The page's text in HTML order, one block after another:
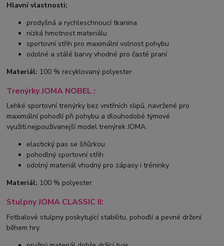
Hlavní vlastnosti:
prodyšná a rychleschnoucí tkanina
nízká hmotnost materiálu
sportovní střih pro maximální volnost pohybu
odolné a stálé barvy vhodné pro časté praní
Materiál: 100 % recyklovaný polyester
Trenýrky JOMA NOBEL :
Lehké sportovní trenýrky bez vnitřních slipů, navržené pro
maximální pohodlí při pohybu a dlouhodobé týmové
využití.nejpoužívanejší model trenýrek JOMA.
elastický pas se šňůrkou
pohodlný sportovní střih
odolný materiál vhodný pro zápasy i tréninky
Materiál: 100 % polyester
Stulpny JOMA CLASSIC II:
Fotbalové stulpny poskytující stabilitu, pohodlí a pevné držení
během hry.